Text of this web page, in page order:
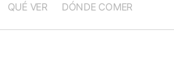
QUÉ VER DÓNDE COMER